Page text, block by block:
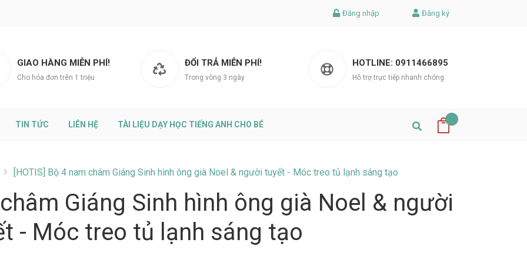
Đăng nhập Đăng ký
GIAO HÀNG MIỄN PHÍ!
Cho hóa đơn trên 1 triệu
ĐỔI TRẢ MIỄN PHÍ!
Trong vòng 3 ngày
HOTLINE: 0911466895
Hỗ trợ trực tiếp nhanh chóng
TIN TỨC LIÊN HỆ TÀI LIỆU DẠY HỌC TIẾNG ANH CHO BÉ
[HOTIS] Bộ 4 nam châm Giáng Sinh hình ông già Noel & người tuyết - Móc treo tủ lạnh sáng tạo
châm Giáng Sinh hình ông già Noel & người
- Móc treo tủ lạnh sáng tạo